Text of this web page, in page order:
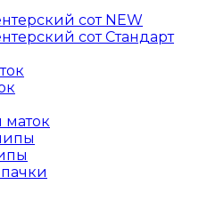
сот NEW
сот Стандарт